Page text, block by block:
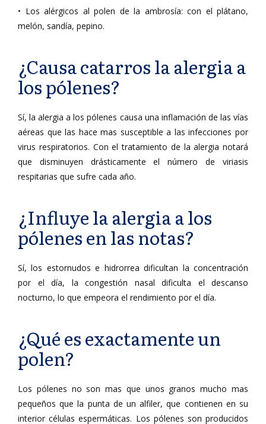
• Los alérgicos al polen de la ambrosía: con el plátano,
melón, sandía, pepino.
¿Causa catarros la alergia a
los pólenes?
Sí, la alergia a los pólenes causa una inflamación de las vías
aéreas que las hace mas susceptible a las infecciones por
virus respiratorios. Con el tratamiento de la alergia notará
que disminuyen drásticamente el número de viriasis
respitarias que sufre cada año.
¿Influye la alergia a los
pólenes en las notas?
Sí, los estornudos e hidrorrea dificultan la concentración
por el día, la congestión nasal dificulta el descanso
nocturno, lo que empeora el rendimiento por el día.
¿Qué es exactamente un
polen?
Los pólenes no son mas que unos granos mucho mas
pequeños que la punta de un alfiler, que contienen en su
interior células espermáticas. Los pólenes son producidos